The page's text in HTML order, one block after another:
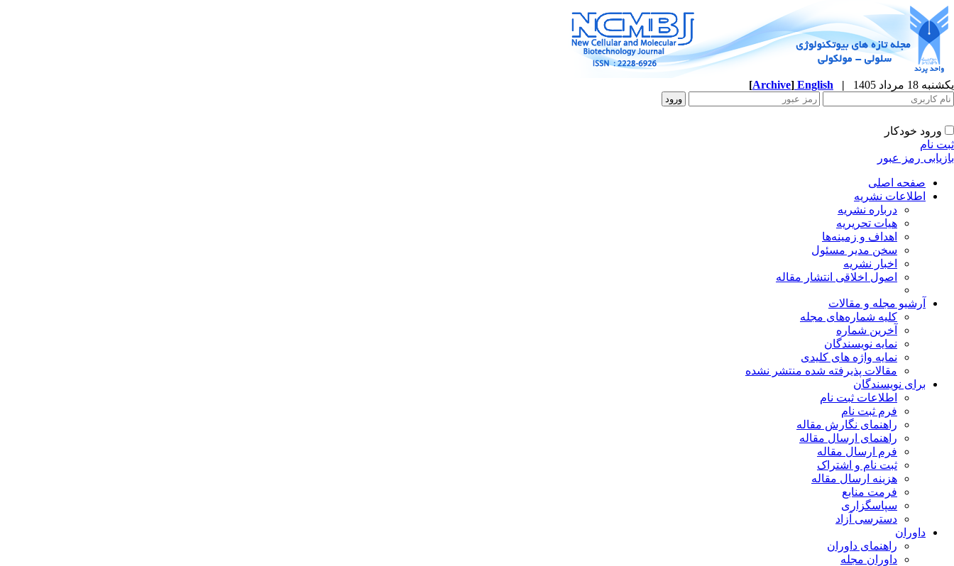
یکشنبه 18 مرداد 1405 |
English
[Archive]
ورود خودکار
ثبت نام
بازیابی رمز عبور
صفحه اصلی
اطلاعات نشریه
درباره نشریه
هیات تحریریه
اهداف و زمینه‌ها
سخن مدیر مسئول
اخبار نشریه
اصول اخلاقی انتشار مقاله
آرشیو مجله و مقالات
کلیه شماره‌های مجله
آخرین شماره
نمایه نویسندگان
نمایه واژه های کلیدی
مقالات پذیرفته شده منتشر نشده
برای نویسندگان
اطلاعات ثبت نام
فرم ثبت نام
راهنمای نگارش مقاله
راهنمای ارسال مقاله
فرم ارسال مقاله
ثبت نام و اشتراک
هزینه ارسال مقاله
فرمت منابع
سپاسگزاری
دسترسی آزاد
داوران
راهنمای داوران
داوران مجله